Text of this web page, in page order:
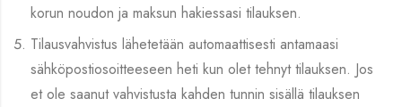
korun noudon ja maksun hakiessasi tilauksen.
Tilausvahvistus lähetetään automaattisesti antamaasi
sähköpostiosoitteeseen heti kun olet tehnyt tilauksen. Jos
et ole saanut vahvistusta kahden tunnin sisällä tilauksen